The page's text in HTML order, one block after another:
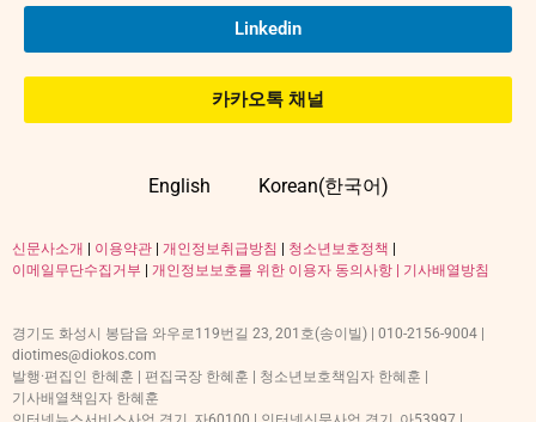
Linkedin
카카오톡 채널
English Korean(한국어)
신문사소개 이용약관 개인정보취급방침 청소년보호정책
이메일무단수집거부
개인정보보호를 위한 이용자 동의사항 | 기사배열방침
경기도 화성시 봉담읍 와우로119번길 23, 201호(송이빌) | 010-2156-9004 |
diotimes@diokos.com
발행·편집인 한혜훈 | 편집국장 한혜훈 | 청소년보호책임자 한혜훈 |
기사배열책임자 한혜훈